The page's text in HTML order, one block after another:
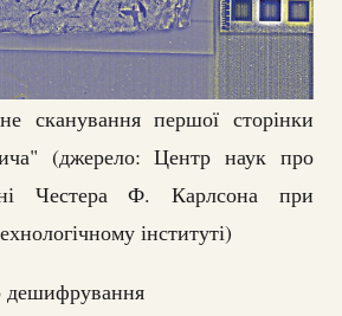
сканування першої сторінки
(джерело: Центр наук про
Честера Ф. Карлсона при
інституті)
дешифрування